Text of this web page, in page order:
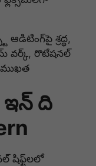
శ్రద్ధ,
వర్క్, రొటేషనల్
ది
షిఫ్ట్‌లలో